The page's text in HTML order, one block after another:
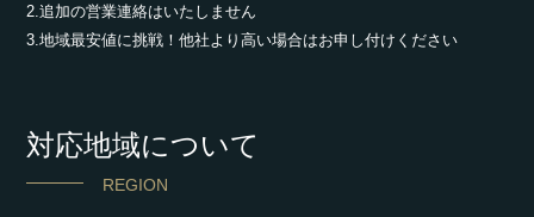
2.追加の営業連絡はいたしません
3.地域最安値に挑戦！他社より高い場合はお申し付けください
対応地域について
REGION